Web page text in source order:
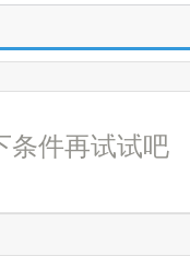
条件再试试吧